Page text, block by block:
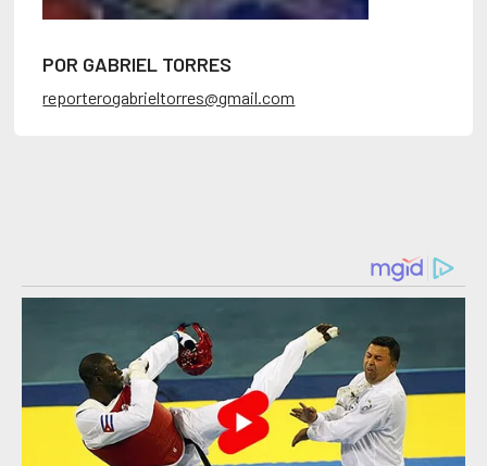
POR GABRIEL TORRES
reporterogabrieltorres@gmail.com